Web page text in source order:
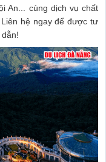
An... cùng dịch vụ chất
hệ ngay để được tư